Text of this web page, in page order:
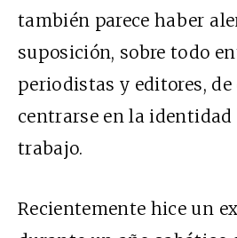
también parece haber
suposición, sobre todo
periodistas y editores, de
centrarse en la
trabajo.
Recientemente hice un